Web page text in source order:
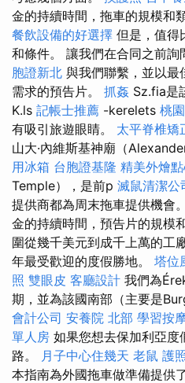
金的持續時間，拖車的規模和
餐飲設備的好選擇 但是，值得
和條件。 讓我們在合同之前詢
胞證新北 與我們聯繫，並以最
需求的預告片。 抓姦 Sz.fia是
K.ls 記帳士推薦 -kerelets 桃
有吸引旅遊眼睛。 太平脊椎矯
山大·內維斯基神廟（
用冰箱 台胞證基隆 精美外燴
Temple），是前p 滅鼠清潔公
提供商都為周末拖車提供機會
金的持續時間，預告片的規模
圍從幾千美元到成千上萬的工
年最受歡迎的度假勝地。 塔位
照 雙眼皮 客廳設計 我們為
期，並為該國南部（主要是
會計公司 安養院 北部 學習按
單人房 如果您想去保加利亞度
路。 月子中心住幾天 老鼠 護
本指南為外國拖車做準備提供